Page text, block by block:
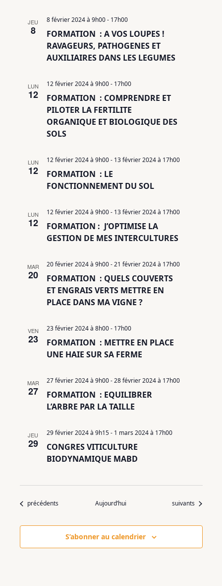
JEU
8
FORMATION : A VOS LOUPES !
RAVAGEURS, PATHOGENES ET
AUXILIAIRES DANS LES LEGUMES
8 février 2024 à 9h00- 17h00
LUN
12
FORMATION : COMPRENDRE ET
PILOTER LA FERTILITE
ORGANIQUE ET BIOLOGIQUE DES
SOLS
12 février 2024 à 9h00- 17h00
LUN
12
FORMATION : LE
FONCTIONNEMENT DU SOL
12 février 2024 à 9h00- 13 février 2024 à 17h00
LUN
12
FORMATION : J’OPTIMISE LA
GESTION DE MES INTERCULTURES
12 février 2024 à 9h00- 13 février 2024 à 17h00
MAR
20
FORMATION : QUELS COUVERTS
ET ENGRAIS VERTS METTRE EN
PLACE DANS MA VIGNE ?
20 février 2024 à 9h00-21 février 2024 à 17h00
VEN
23
FORMATION : METTRE EN PLACE
UNE HAIE SUR SA FERME
23 février 2024 à 8h00- 17h00
MAR
27
FORMATION : EQUILIBRER
L’ARBRE PAR LA TAILLE
27 février 2024 à 9h00-28 février 2024 à 17h00
JEU
29
CONGRES VITICULTURE
BIODYNAMIQUE MABD
29 février 2024 à 9h15- 1 mars 2024 à 17h00
Évènements
précédents Aujourd’hui Évènements
suivants
S’abonner au calendrier